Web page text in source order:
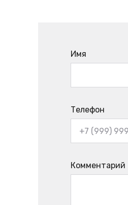
Имя
Телефон
Комментарий